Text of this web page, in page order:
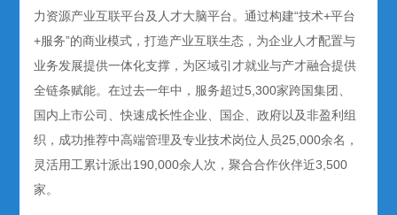
力资源产业互联平台及人才大脑平台。通过构建“技术+平台
+服务”的商业模式，打造产业互联生态，为企业人才配置与
业务发展提供一体化支撑，为区域引才就业与产才融合提供
全链条赋能。在过去一年中，服务超过5,300家跨国集团、
国内上市公司、快速成长性企业、国企、政府以及非盈利组
织，成功推荐中高端管理及专业技术岗位人员25,000余名，
灵活用工累计派出190,000余人次，聚合合作伙伴近3,500
家。